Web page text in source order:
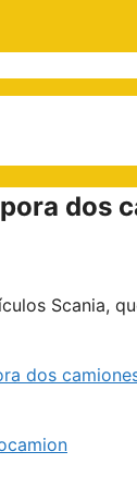
dos
Scania,
dos